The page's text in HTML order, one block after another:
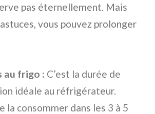
pas éternellement. Mais
vous pouvez prolonger
au frigo : C’est la durée de
idéale au réfrigérateur.
la consommer dans les 3 à 5